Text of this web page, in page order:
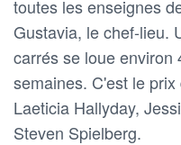
toutes les enseignes
Gustavia, le chef-lieu.
carrés se loue environ
semaines. C'est le
Laeticia Hallyday,
Steven Spielberg.